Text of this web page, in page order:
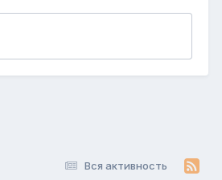
Вся активность